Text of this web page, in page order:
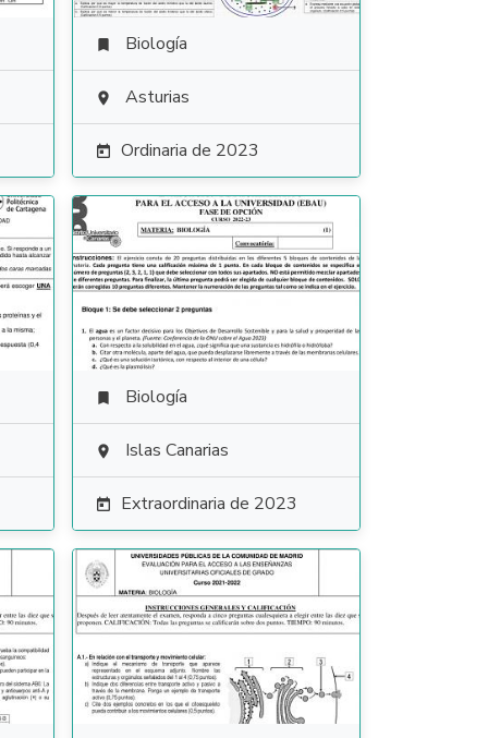
 Biología
 Asturias
 Ordinaria de 2023
 Biología
 Islas Canarias
 Extraordinaria de 2023